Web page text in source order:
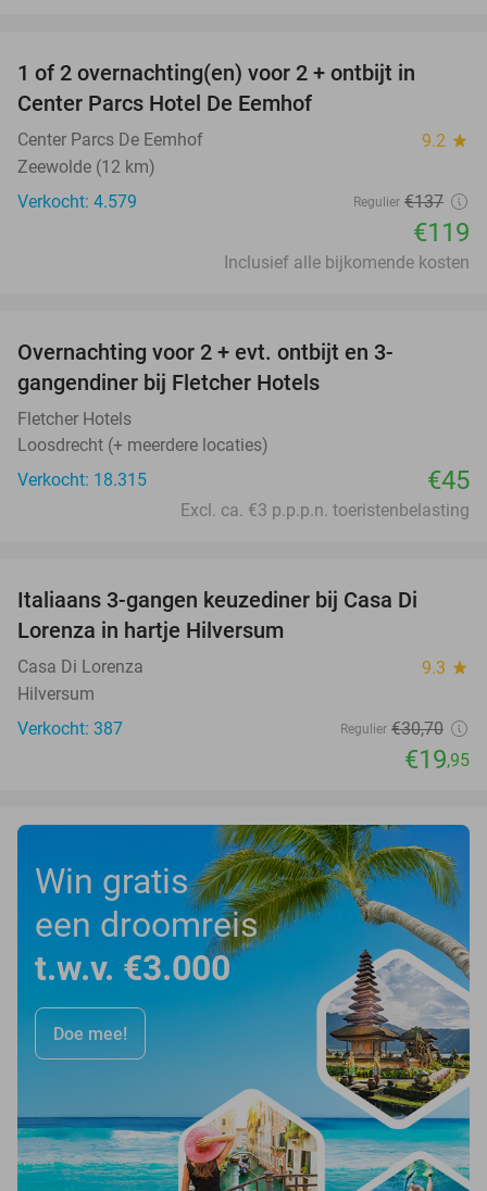
1 of 2 overnachting(en) voor 2 + ontbijt in
Center Parcs Hotel De Eemhof
Center Parcs De Eemhof 9.2 star
Zeewolde (12 km)
Verkocht: 4.579
Regulier €137
€119
Inclusief alle bijkomende kosten
Overnachting voor 2 + evt. ontbijt en 3-
gangendiner bij Fletcher Hotels
Fletcher Hotels
Loosdrecht (+ meerdere locaties)
Verkocht: 18.315
€45
Excl. ca. €3 p.p.p.n. toeristenbelasting
Italiaans 3-gangen keuzediner bij Casa Di
Lorenza in hartje Hilversum
Casa Di Lorenza 9.3 star
Hilversum
Verkocht: 387
Regulier €30,70
€19,95
Win gratis
een droomreis
t.w.v. €3.000
Doe mee!